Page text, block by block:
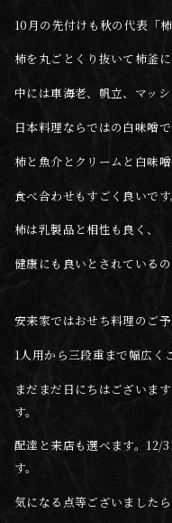
10月の先付けも秋の代表「
柿を丸ごとくり抜いて柿釜に
中には車海老、帆立、マッ
日本料理ならではの白味噌で
柿と魚介とクリームと白味
食べ合わせもすごく良いです
柿は乳製品と相性も良く、
健康にも良いとされている
安来家ではおせち料理のご
1人用から三段重まで幅広く
まだまだ日にちはございま
す。
配達と来店も選べます。12/
す。
気になる点等ございましたら